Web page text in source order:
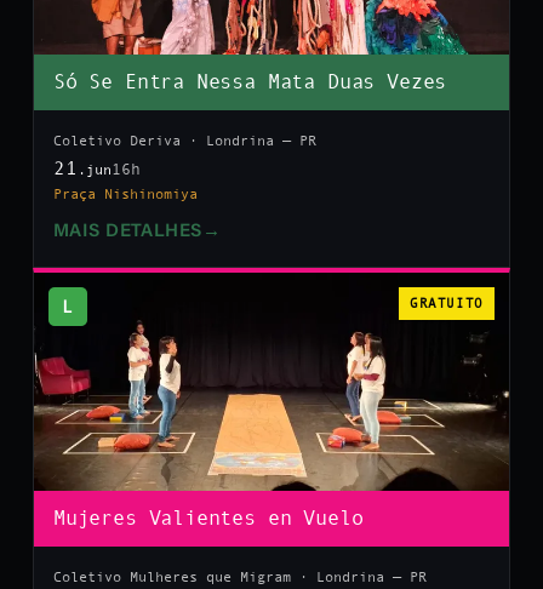
Só Se Entra Nessa Mata Duas Vezes
Coletivo Deriva · Londrina — PR
21 .jun 16h
Praça Nishinomiya
MAIS DETALHES →
L GRATUITO
Mujeres Valientes en Vuelo
Coletivo Mulheres que Migram · Londrina — PR